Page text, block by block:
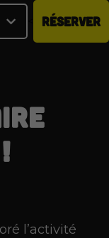
RÉSERVER
l’activité